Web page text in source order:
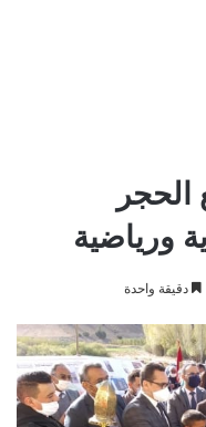
ورياضية
دقيقة واحدة